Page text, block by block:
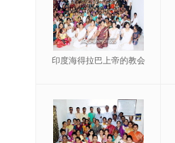
印度海得拉巴上帝的教会